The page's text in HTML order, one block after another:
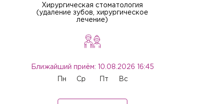
Хирургическая стоматология
(удаление зубов, хирургическое
лечение)
Ближайший приём: 10.08.2026 16:45
Пн Ср Пт Вс
Хорошо
Отправить
Да